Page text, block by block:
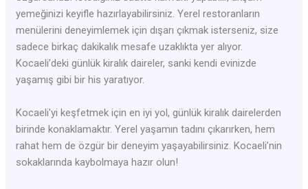
yemeğinizi keyifle hazırlayabilirsiniz. Yerel restoranların
menülerini deneyimlemek için dışarı çıkmak isterseniz, size
sadece birkaç dakikalık mesafe uzaklıkta yer alıyor.
Kocaeli’deki günlük kiralık daireler, sanki kendi evinizde
yaşamış gibi bir his yaratıyor.
Kocaeli'yi keşfetmek için en iyi yol, günlük kiralık dairelerden
birinde konaklamaktır. Yerel yaşamın tadını çıkarırken, hem
rahat hem de özgür bir deneyim yaşayabilirsiniz. Kocaeli’nin
sokaklarında kaybolmaya hazır olun!